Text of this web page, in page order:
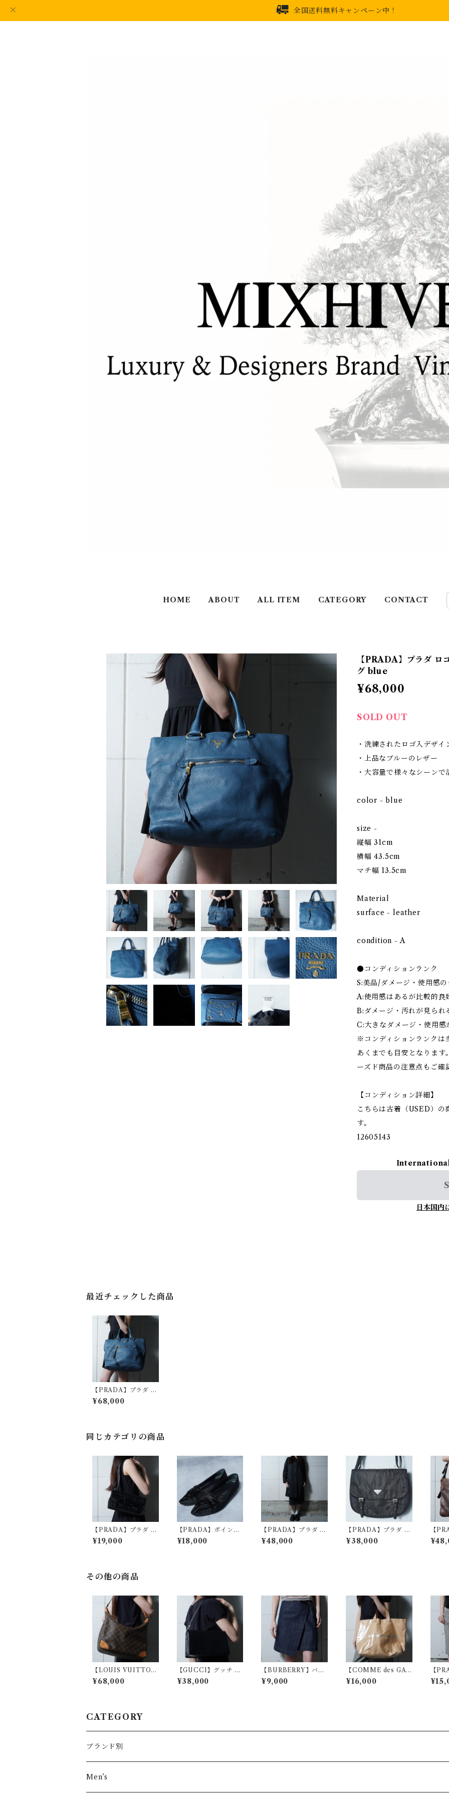
全国送料無料キャンペーン中！
HOME ABOUT ALL ITEM CATEGORY CONTACT
【PRADA】プラダ ロ
グ blue
¥68,000
SOLD OUT
・洗練されたロゴ入デザイ
・上品なブルーのレザー
・大容量で様々なシーンで
color - blue
size -
縦幅 31cm
横幅 43.5cm
マチ幅 13.5cm
Material
surface - leather
condition - A
●コンディションランク
S:美品/ダメージ・使用感
A:使用感はあるが比較的良
B:ダメージ・汚れが見られ
C:大きなダメージ・使用感
※コンディションランクは
あくまでも目安となりま
ーズド商品の注意点もご確
【コンディション詳細】
こちらは古着（USED）の
す。
12605143
日本国内
最近チェックした商品
【PRADA】プラダ ロ
ゴ入シボ加工レザート
ートバッグ blue
¥68,000
同じカテゴリの商品
【PRADA】プラダ ロ
ゴ入エナメルレザー・
ナイロンワンショルダ
¥19,000
【PRADA】ポインテ
ッドトゥファーフラッ
トシューズ black
¥18,000
【PRADA】プラダ ”a
rchive"比翼仕立てナ
イロンステンカラーコ
¥48,000
【PRADA】プラダ 三
角プレートナイロンシ
ョルダーバッグ blac
¥38,000
【
ゴ入
バッ
その他の商品
【LOUIS VUITTO
N】ルイヴィトン ブロ
ーニュGM モノグラム
¥68,000
【GUCCI】グッチ G
ロゴ金具 レザーショル
ダーバッグ black
¥38,000
【BURBERRY】バー
バリー デニムラップス
カート indigo
¥9,000
【COMME des GAR
CONS】コムデギャル
ソン ロゴ入りPVCペ
¥16,000
【
レン
ーフ
CATEGORY
ブランド別
その他ブランド
Men’s